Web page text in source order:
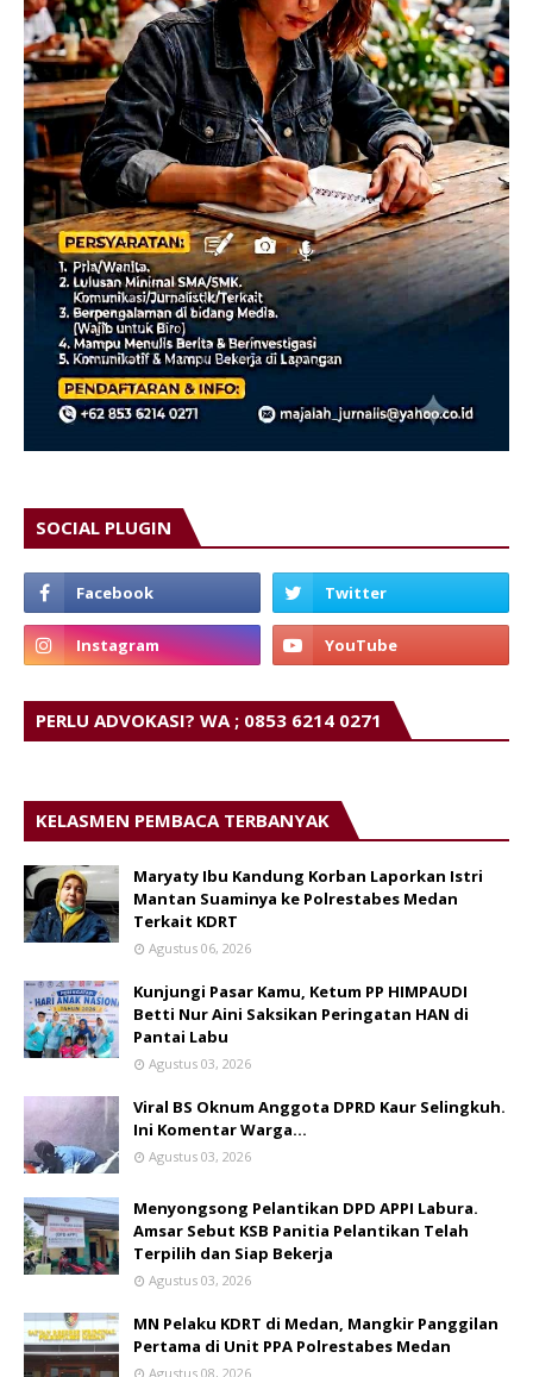
SOCIAL PLUGIN
PERLU ADVOKASI? WA ; 0853 6214 0271
KELASMEN PEMBACA TERBANYAK
Maryaty Ibu Kandung Korban Laporkan Istri
Mantan Suaminya ke Polrestabes Medan
Terkait KDRT
Agustus 06, 2026
Kunjungi Pasar Kamu, Ketum PP HIMPAUDI
Betti Nur Aini Saksikan Peringatan HAN di
Pantai Labu
Agustus 03, 2026
Viral BS Oknum Anggota DPRD Kaur Selingkuh.
Ini Komentar Warga…
Agustus 03, 2026
Menyongsong Pelantikan DPD APPI Labura.
Amsar Sebut KSB Panitia Pelantikan Telah
Terpilih dan Siap Bekerja
Agustus 03, 2026
MN Pelaku KDRT di Medan, Mangkir Panggilan
Pertama di Unit PPA Polrestabes Medan
Agustus 08, 2026